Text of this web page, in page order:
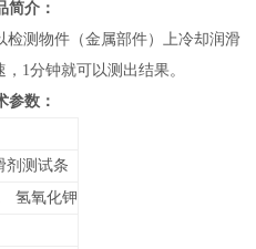
简介：
检测物件（金属部件）上冷却润滑
1分钟就可以测出结果。
参数：
剂测试条
l 氢氧化钾